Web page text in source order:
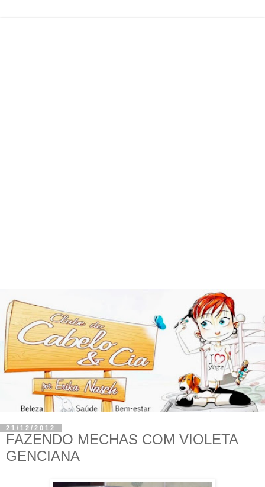
21/12/2012
FAZENDO MECHAS COM VIOLETA
GENCIANA